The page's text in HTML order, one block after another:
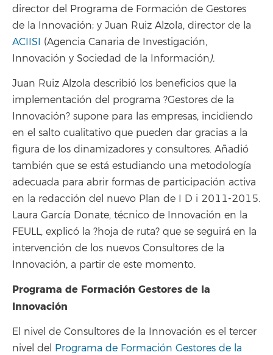
director del Programa de Formación de Gestores
de la Innovación; y Juan Ruiz Alzola, director de la
ACIISI (Agencia Canaria de Investigación,
Innovación y Sociedad de la Información).
Juan Ruiz Alzola describió los beneficios que la
implementación del programa ?Gestores de la
Innovación? supone para las empresas, incidiendo
en el salto cualitativo que pueden dar gracias a la
figura de los dinamizadores y consultores. Añadió
también que se está estudiando una metodología
adecuada para abrir formas de participación activa
en la redacción del nuevo Plan de I D i 2011-2015.
Laura García Donate, técnico de Innovación en la
FEULL, explicó la ?hoja de ruta? que se seguirá en la
intervención de los nuevos Consultores de la
Innovación, a partir de este momento.
Programa de Formación Gestores de la
Innovación
El nivel de Consultores de la Innovación es el tercer
nivel del Programa de Formación Gestores de la